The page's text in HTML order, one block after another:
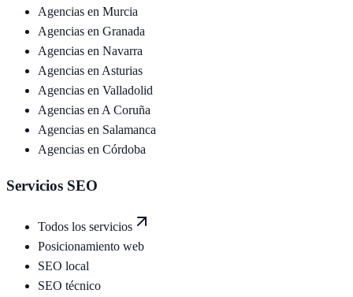
Agencias en Murcia
Agencias en Granada
Agencias en Navarra
Agencias en Asturias
Agencias en Valladolid
Agencias en A Coruña
Agencias en Salamanca
Agencias en Córdoba
Servicios SEO
Todos los servicios
Posicionamiento web
SEO local
SEO técnico